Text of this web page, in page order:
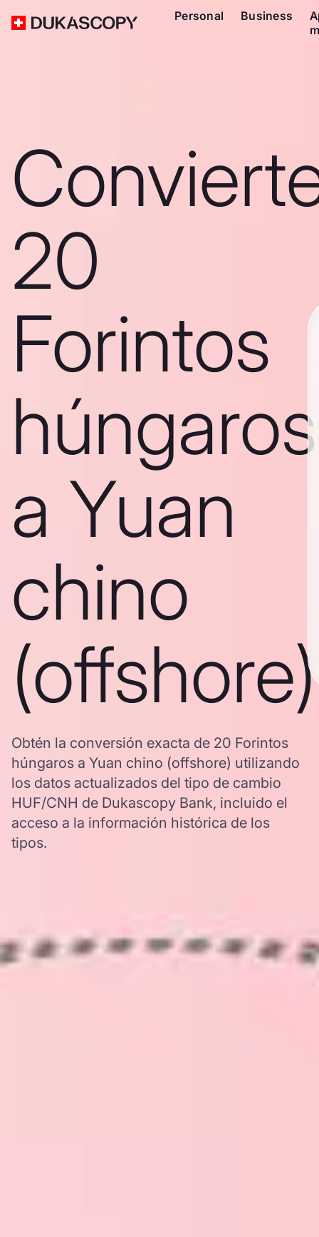
Personal Business
20
Forintos
húngaros
a Yuan
chino
(offshore)
Obtén la conversión exacta de 20 Forintos
húngaros a Yuan chino (offshore) utilizando
los datos actualizados del tipo de cambio
HUF/CNH de Dukascopy Bank, incluido el
acceso a la información histórica de los
tipos.